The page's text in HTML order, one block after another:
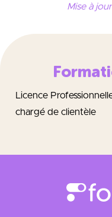
Mise à
Licence
chargé de clientèle